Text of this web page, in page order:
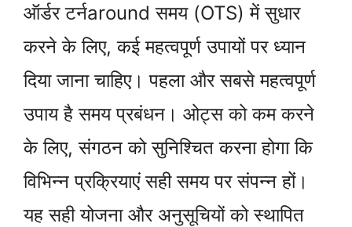
ऑर्डर टर्नaround समय (OTS) में सुधार
करने के लिए, कई महत्वपूर्ण उपायों पर ध्यान
दिया जाना चाहिए। पहला और सबसे महत्वपूर्ण
उपाय है समय प्रबंधन। ओट्स को कम करने
के लिए, संगठन को सुनिश्चित करना होगा कि
विभिन्न प्रक्रियाएं सही समय पर संपन्न हों।
यह सही योजना और अनुसूचियों को स्थापित